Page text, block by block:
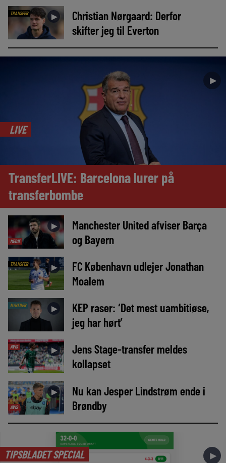
TRANSFER ►
Christian Nørgaard: Derfor
skifter jeg til Everton
►
LIVE
TransferLIVE: Barcelona lurer på
transferbombe
MEDIE
►
Manchester United afviser Barça
og Bayern
TRANSFER ►
FC København udlejer Jonathan
Moalem
NYHEDER ►
KEP raser: ‘Det mest uambitiøse,
jeg har hørt’
AVIS ►
Jens Stage-transfer meldes
kollapset
AVIS
►
Nu kan Jesper Lindstrøm ende i
Brøndby
TIPSBLADET SPECIAL ►